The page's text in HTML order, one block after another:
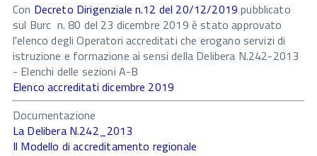
Con Decreto Dirigenziale n.12 del 20/12/2019 pubblicato
sul Burc n. 80 del 23 dicembre 2019 è stato approvato
l'elenco degli Operatori accreditati che erogano servizi di
istruzione e formazione ai sensi della Delibera N.242-2013
- Elenchi delle sezioni A-B
Elenco accreditati dicembre 2019
Documentazione
La Delibera N.242_2013
Il Modello di accreditamento regionale